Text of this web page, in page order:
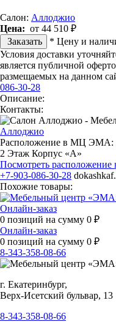
Салон: Аллоджио
Цена: от 44 510 ₽
Заказать
* Цену и
Условия доставки
является публичной
размещаемых на данном
086-30-28
Описание:
Контакты:
Аллоджио
Расположение в МЦ ЭМА:
2 Этаж Корпус «А»
Посмотреть расположение
+7-903-086-30-28
Похожие товары:
Онлайн-заказ
0 позиций на сумму 0 ₽
Онлайн-заказ
0 позиций на сумму 0 ₽
8-343-358-08-66
г. Екатеринбург,
Верх-Исетский бульвар, 13
8-343-358-08-66